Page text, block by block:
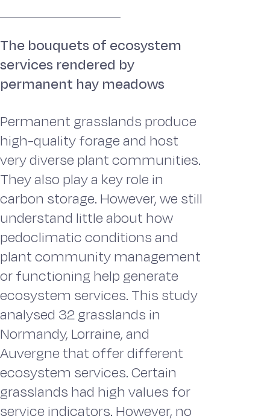
The bouquets of ecosystem
services rendered by
permanent hay meadows
Permanent grasslands produce
high-quality forage and host
very diverse plant communities.
They also play a key role in
carbon storage. However, we still
understand little about how
pedoclimatic conditions and
plant community management
or functioning help generate
ecosystem services. This study
analysed 32 grasslands in
Normandy, Lorraine, and
Auvergne that offer different
ecosystem services. Certain
grasslands had high values for
service indicators. However, no